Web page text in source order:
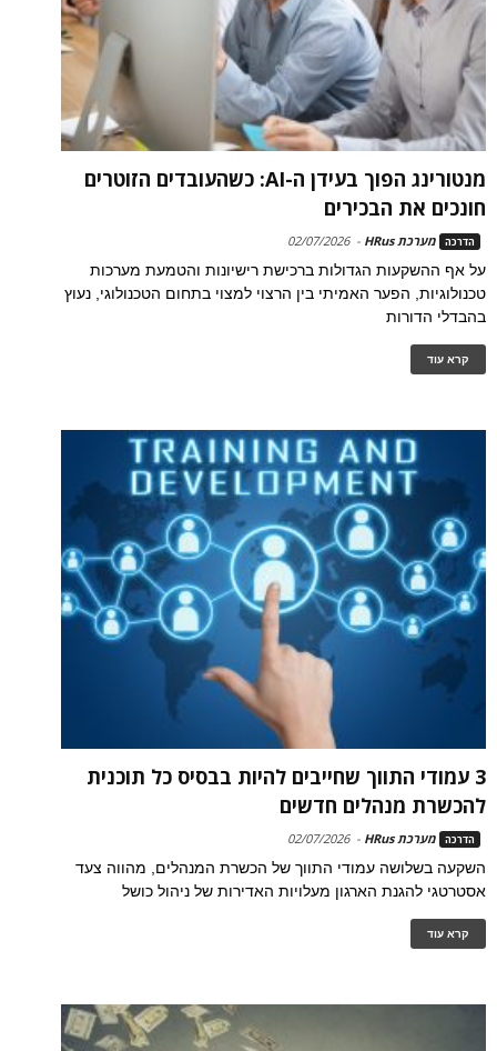
מנטורינג הפוך בעידן ה-AI: כשהעובדים הזוטרים
חונכים את הבכירים
הדרכה מערכת HRus -
02/07/2026
על אף ההשקעות הגדולות ברכישת רישיונות והטמעת מערכות
טכנולוגיות, הפער האמיתי בין הרצוי למצוי בתחום הטכנולוגי, נעוץ
בהבדלי הדורות
קרא עוד
3 עמודי התווך שחייבים להיות בבסיס כל תוכנית
להכשרת מנהלים חדשים
הדרכה מערכת HRus -
02/07/2026
השקעה בשלושה עמודי התווך של הכשרת המנהלים, מהווה צעד
אסטרטגי להגנת הארגון מעלויות האדירות של ניהול כושל
קרא עוד